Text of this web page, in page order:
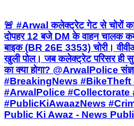
🚨 #Arwal कलेक्ट्रेट गेट से चोरों
दोपहर 12 बजे DM के वाहन चालक
बाइक (BR 26E 3353) चोरी।
खुली पोल। जब कलेक्ट्रेट परिसर ही
का क्या होगा? @ArwalPolice
#BreakingNews #BikeTheft
#ArwalPolice #Collectorate
#PublicKiAwaazNews
Public Ki Awaz - News